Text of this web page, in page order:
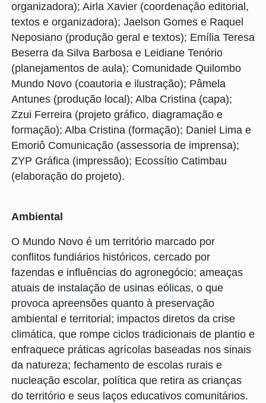
organizadora); Airla Xavier (coordenação editorial,
textos e organizadora); Jaelson Gomes e Raquel
Neposiano (produção geral e textos); Emília Teresa
Beserra da Silva Barbosa e Leidiane Tenório
(planejamentos de aula); Comunidade Quilombo
Mundo Novo (coautoria e ilustração); Pâmela
Antunes (produção local); Alba Cristina (capa);
Zzui Ferreira (projeto gráfico, diagramação e
formação); Alba Cristina (formação); Daniel Lima e
Emoriô Comunicação (assessoria de imprensa);
ZYP Gráfica (impressão); Ecossítio Catimbau
(elaboração do projeto).
Ambiental
O Mundo Novo é um território marcado por
conflitos fundiários históricos, cercado por
fazendas e influências do agronegócio; ameaças
atuais de instalação de usinas eólicas, o que
provoca apreensões quanto à preservação
ambiental e territorial; impactos diretos da crise
climática, que rompe ciclos tradicionais de plantio e
enfraquece práticas agrícolas baseadas nos sinais
da natureza; fechamento de escolas rurais e
nucleação escolar, política que retira as crianças
do território e seus laços educativos comunitários.